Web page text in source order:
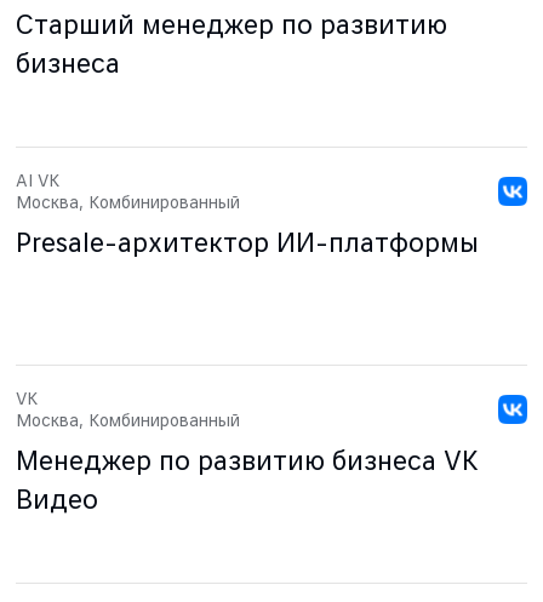
Старший менеджер по развитию
бизнеса
Presale-архитектор ИИ-платформы
AI VK
Москва, Комбинированный
Менеджер по развитию бизнеса VK
Видео
VK
Москва, Комбинированный